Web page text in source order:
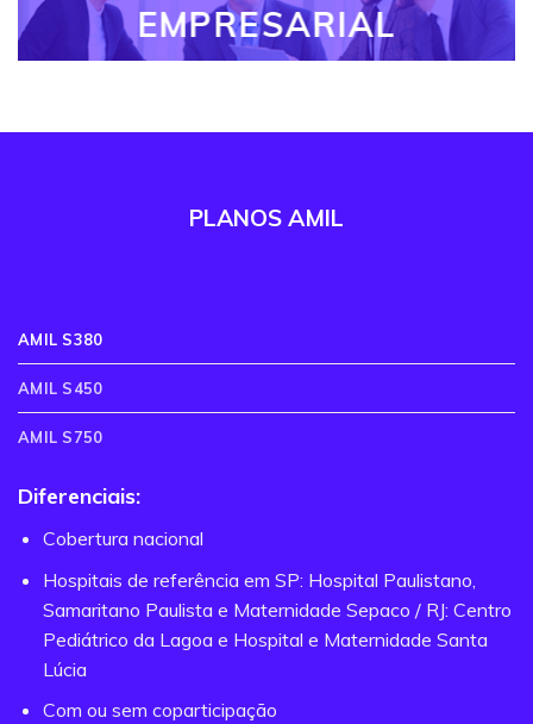
EMPRESARIAL
PLANOS AMIL
AMIL S380
AMIL S450
AMIL S750
Diferenciais:
Cobertura nacional
Hospitais de referência em SP: Hospital Paulistano,
Samaritano Paulista e Maternidade Sepaco / RJ: Centro
Pediátrico da Lagoa e Hospital e Maternidade Santa
Lúcia
Com ou sem coparticipação